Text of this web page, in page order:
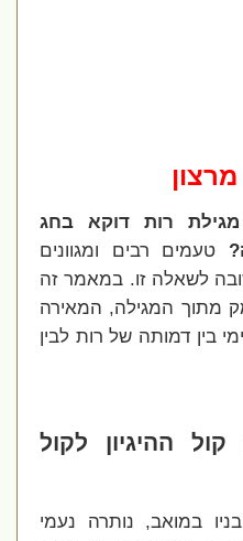
רות דוקא בחג
טעמים רבים ומגוונים
לשאלה זו. במאמר זה
מתוך המגילה, המאירה
דמותה של רות לבין
ההיגיון לקול
במואב, נותרה נעמי